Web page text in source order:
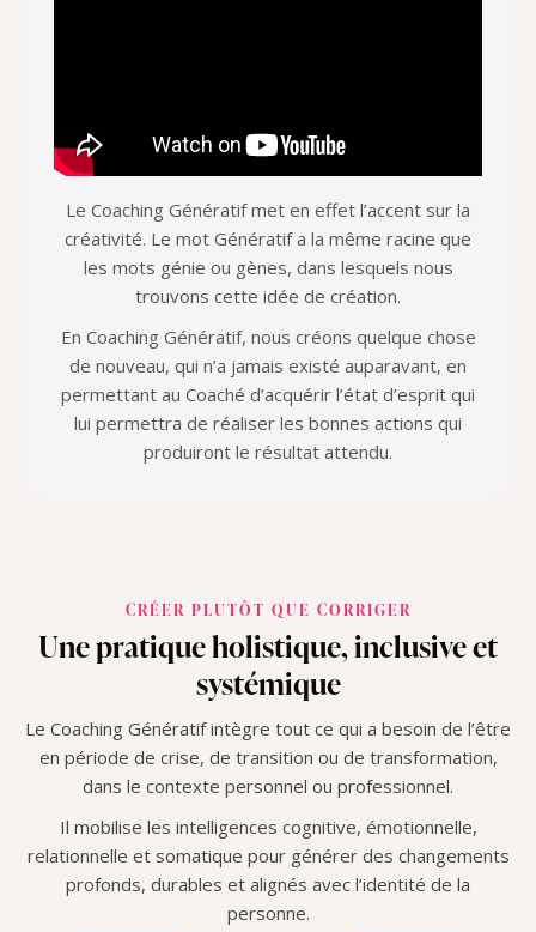
Le Coaching Génératif met en effet l’accent sur la
créativité. Le mot Génératif a la même racine que
les mots génie ou gènes, dans lesquels nous
trouvons cette idée de création.
En Coaching Génératif, nous créons quelque chose
de nouveau, qui n’a jamais existé auparavant, en
permettant au Coaché d’acquérir l’état d’esprit qui
lui permettra de réaliser les bonnes actions qui
produiront le résultat attendu.
CRÉER PLUTÔT QUE CORRIGER
Une pratique holistique, inclusive et
systémique
Le Coaching Génératif intègre tout ce qui a besoin de l’être
en période de crise, de transition ou de transformation,
dans le contexte personnel ou professionnel.
Il mobilise les intelligences cognitive, émotionnelle,
relationnelle et somatique pour générer des changements
profonds, durables et alignés avec l’identité de la
personne.